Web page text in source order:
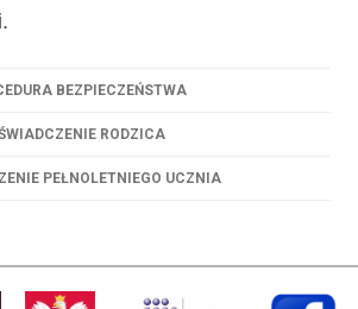
BEZPIECZEŃSTWA
RODZICA
PEŁNOLETNIEGO UCZNIA